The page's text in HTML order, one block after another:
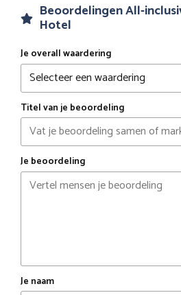
Beoordelingen All-
Hotel
Je overall waardering
Titel van je beoordeling
Je beoordeling
Je naam